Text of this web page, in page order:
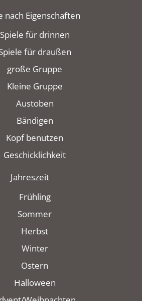
nach Eigenschaften
Spiele für drinnen
für draußen
große Gruppe
Kleine Gruppe
Austoben
Bändigen
Kopf benutzen
Geschicklichkeit
Jahreszeit
Frühling
Sommer
Herbst
Winter
Ostern
Halloween